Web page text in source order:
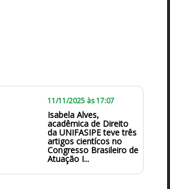
11/11/2025 às 17:07
Isabela Alves,
acadêmica de Direito
da UNIFASIPE teve três
artigos científicos no
Congresso Brasileiro de
Atuação I...